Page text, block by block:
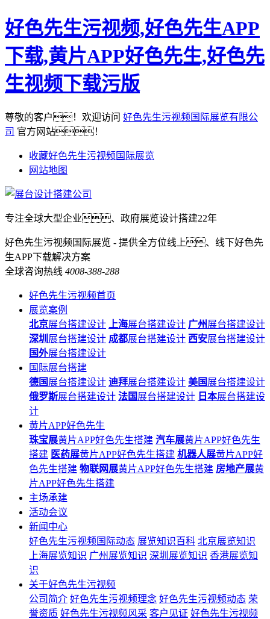
好色先生污视频,好色先生APP
下载,黄片APP好色先生,好色先
生视频下载污版
尊敬的客户！欢迎访问 好色先生污视频国际展览有限公
司 官方网站！
收藏好色先生污视频国际展览
网站地图
专注全球大型企业、政府展览设计搭建22年
好色先生污视频国际展览 - 提供全方位线上、线下好色先
生APP下载解决方案
全球咨询热线 4008-388-288
好色先生污视频首页
展览案例
北京展台搭建设计 上海展台搭建设计 广州展台搭建设计
深圳 展台搭建设计 成都展台搭建设计 西安展台搭建设计
国外展台搭建设计
国际展台搭建
德国 展台搭建设计 迪拜展台搭建设计 美国 展台搭建设计
俄罗斯展台搭建设计 法国 展台搭建设计 日本展台搭建设
计
黄片APP好色先生
珠宝展黄片APP好色先生搭建 汽车展黄片APP好色先生
搭建 医药展黄片APP好色先生搭建 机器人展黄片APP好
色先生搭建 物联网展黄片APP好色先生搭建 房地产展黄
片APP好色先生搭建
主场承建
活动会议
新闻中心
好色先生污视频国际动态 展览知识百科 北京展览知识
上海展览知识 广州展览知识 深圳展览知识 香港展览知
识
关于好色先生污视频
公司简介 好色先生污视频理念 好色先生污视频动态 荣
誉资质 好色先生污视频风采 客户见证 好色先生污视频